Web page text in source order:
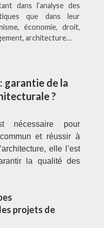
dans l’analyse des
que dans leur
économie, droit,
architecture…
garantie de la
?
nécessaire pour
et réussir à
elle l’est
la qualité des
projets de